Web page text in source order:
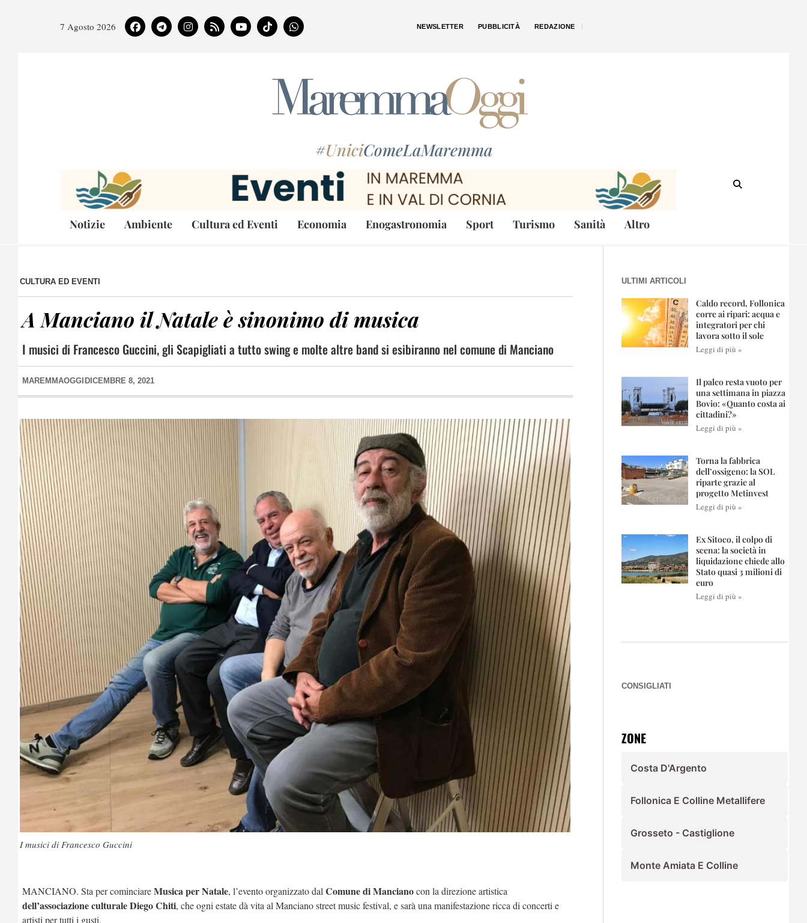
7 Agosto 2026 NEWSLETTER PUBBLICITÀ REDAZIONE
#UniciComeLaMaremma
Notizie Ambiente Cultura ed Eventi Economia Enogastronomia Sport Turismo Sanità Altro
CULTURA ED EVENTI
A Manciano il Natale è sinonimo di musica
I musici di Francesco Guccini, gli Scapigliati a tutto swing e molte altre band si esibiranno nel comune di Manciano
MAREMMAOGGI DICEMBRE 8, 2021
I musici di Francesco Guccini
MANCIANO. Sta per cominciareMusica per Natale, l’evento organizzato dal Comune di Mancianocon la direzione artistica
dell’associazione culturale Diego Chiti, che ogni estate dà vita al Manciano street music festival, e sarà una manifestazione ricca di concerti e
artisti per tutti i gusti.
ULTIMI ARTICOLI
Caldo record, Follonica
corre ai ripari: acqua e
integratori per chi
lavora sotto il sole
Leggi di più »
Il palco resta vuoto per
una settimana in piazza
Bovio: «Quanto costa ai
cittadini?»
Leggi di più »
Torna la fabbrica
dell’ossigeno: la SOL
riparte grazie al
progetto Metinvest
Leggi di più »
Ex Sitoco, il colpo di
scena: la società in
liquidazione chiede allo
Stato quasi 3 milioni di
euro
Leggi di più »
CONSIGLIATI
ZONE
Costa D'Argento
Follonica E Colline Metallifere
Grosseto - Castiglione
Monte Amiata E Colline